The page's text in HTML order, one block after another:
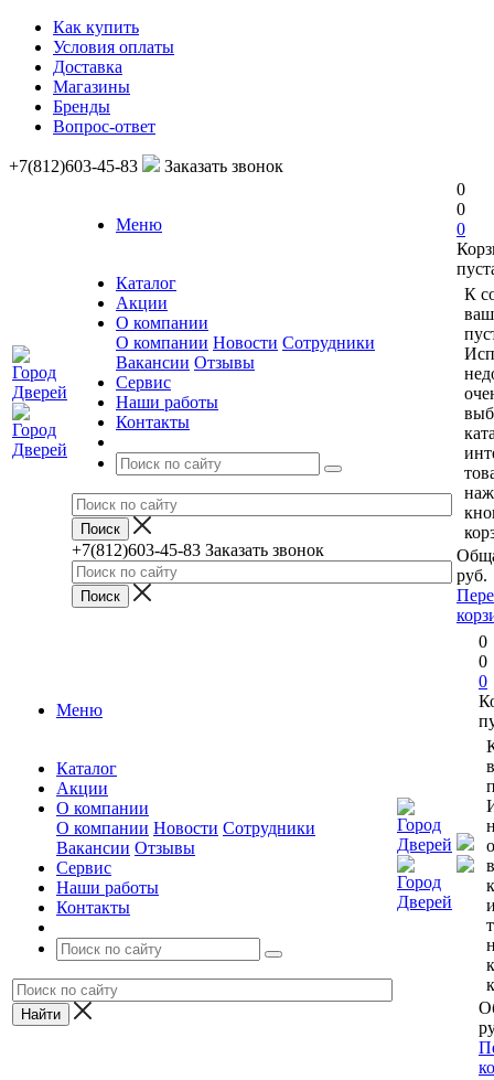
Как купить
Условия оплаты
Доставка
Магазины
Бренды
Вопрос-ответ
+7(812)603-45-83 Заказать звонок
Меню
Каталог
Акции
О компании
О компании Новости Сотрудники
Вакансии Отзывы
Сервис
Наши работы
Контакты
+7(812)603-45-83 Заказать звонок
0
0
0
К
руб.
Меню
Каталог
Акции
О компании
О компании Новости Сотрудники
Вакансии Отзывы
Сервис
Наши работы
Контакты
0
0
0